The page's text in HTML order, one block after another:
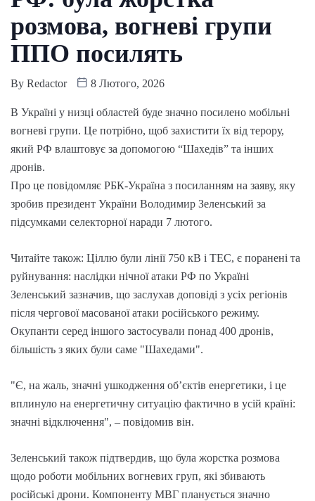
розмова, вогневі групи
ППО посилять
By Redactor 8 Лютого, 2026
В Україні у низці областей буде значно посилено мобільні
вогневі групи. Це потрібно, щоб захистити їх від терору,
який РФ влаштовує за допомогою “Шахедів” та інших
дронів.
Про це повідомляє РБК-Україна з посиланням на заяву, яку
зробив президент України Володимир Зеленський за
підсумками селекторної наради 7 лютого.
Читайте також: Ціллю були лінії 750 кВ і ТЕС, є поранені та
руйнування: наслідки нічної атаки РФ по Україні
Зеленський зазначив, що заслухав доповіді з усіх регіонів
після чергової масованої атаки російського режиму.
Окупанти серед іншого застосували понад 400 дронів,
більшість з яких були саме "Шахедами".
"Є, на жаль, значні ушкодження обʼєктів енергетики, і це
вплинуло на енергетичну ситуацію фактично в усій країні:
значні відключення", – повідомив він.
Зеленський також підтвердив, що була жорстка розмова
щодо роботи мобільних вогневих груп, які збивають
російські дрони. Компоненту МВГ планується значно